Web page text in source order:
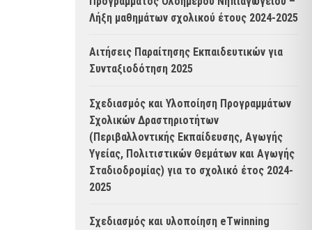
Λήξη μαθημάτων σχολικού έτους 2024-2025
Αιτήσεις Παραίτησης Εκπαιδευτικών για
Συνταξιοδότηση 2025
Σχεδιασμός και Υλοποίηση Προγραμμάτων
Σχολικών Δραστηριοτήτων
(Περιβαλλοντικής Εκπαίδευσης, Αγωγής
Υγείας, Πολιτιστικών Θεμάτων και Αγωγής
Σταδιοδρομίας) για το σχολικό έτος 2024-
2025
Σχεδιασμός και υλοποίηση eTwinning